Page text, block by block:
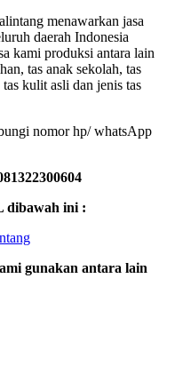
menawarkan jasa
daerah Indonesia
kami produksi antara lain
tas anak sekolah, tas
kulit asli dan jenis tas
nomor hp/ whatsApp
ini :
gunakan antara lain